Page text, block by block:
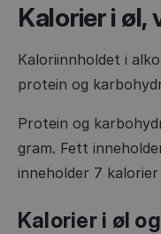
Kalorier i øl,
Kaloriinnholdet i
protein og
Protein og
gram. Fett
inneholder 7
Kalorier i øl